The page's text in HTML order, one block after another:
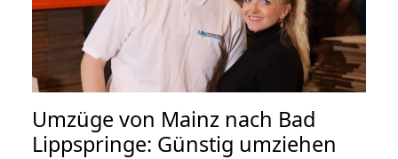
Umzüge von Mainz nach Bad
Lippspringe: Günstig umziehen